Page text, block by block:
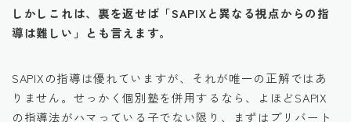
しかしこれは、裏を返せば「SAPIXと異なる視点からの指
導は難しい」とも言えます。
SAPIXの指導は優れていますが、それが唯一の正解ではあ
りません。せっかく個別塾を併用するなら、よほどSAPIX
の指導法がハマっている子でない限り、まずはプリバート